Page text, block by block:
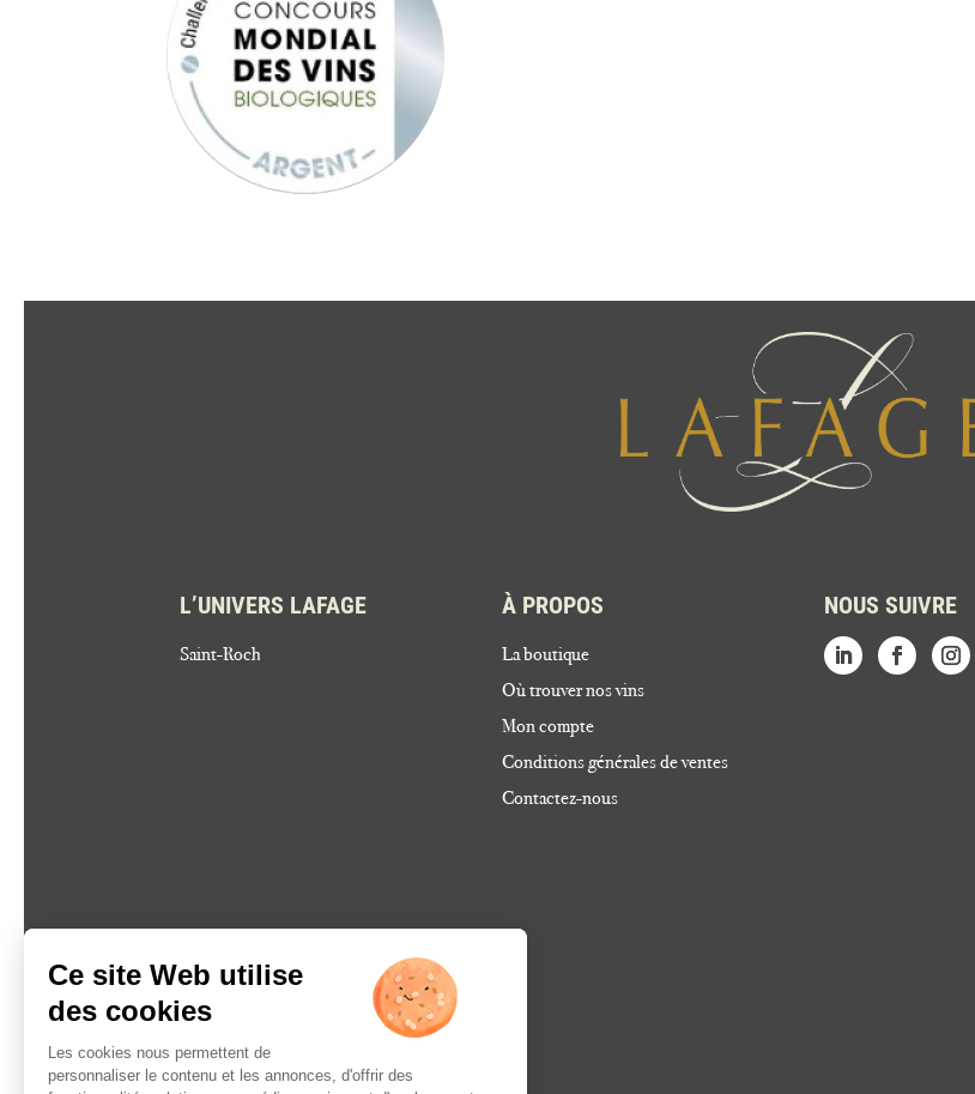
L’UNIVERS LAFAGE
Saint-Roch
À PROPOS
La boutique
Où trouver nos vins
Mon compte
Conditions générales de ventes
Contactez-nous
NOUS SUIVRE